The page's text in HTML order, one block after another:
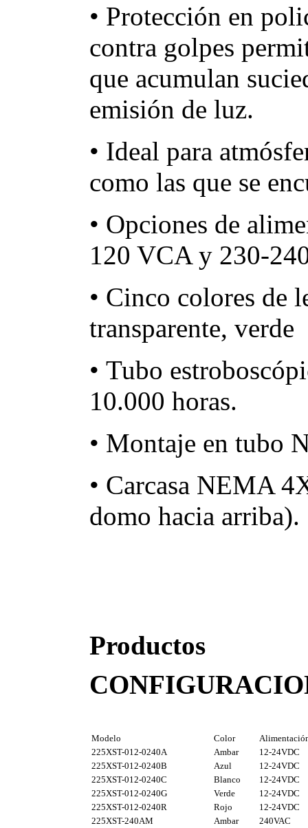
• Protección en
contra golpes
que acumulan
emisión de luz.
• Ideal para
como las que se
• Opciones de
120 VCA y 230-
• Cinco colores de
transparente,
• Tubo
10.000 horas.
• Montaje en tubo
• Carcasa NEMA
domo hacia arriba).
Productos
Modelo Color
225XST-012-0240A
Ambar
12-24VDC
225XST-012-0240B
Azul
12-24VDC
225XST-012-0240C
Blanco
12-24VDC
225XST-012-0240G
Verde
12-24VDC
225XST-012-0240R
Rojo
12-24VDC
225XST-240AM
Ambar 240VAC